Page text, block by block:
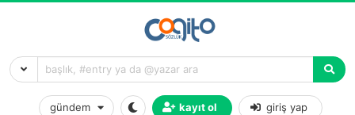
gündem kayıt ol giriş yap